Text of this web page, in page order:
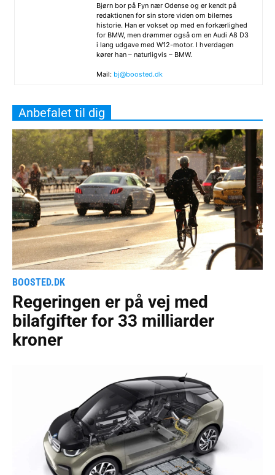
Bjørn bor på Fyn nær Odense og er kendt på
redaktionen for sin store viden om bilernes
historie. Han er vokset op med en forkærlighed
for BMW, men drømmer også om en Audi A8 D3
i lang udgave med W12-motor. I hverdagen
kører han – naturligvis – BMW.
Mail: bj@boosted.dk